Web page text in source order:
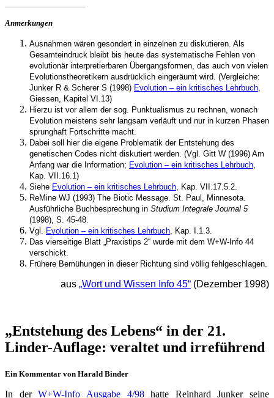
Anmerkungen
Ausnahmen wären gesondert in einzelnen zu diskutieren. Als
Gesamteindruck bleibt bis heute das systematische Fehlen von
evolutionär interpretierbaren Übergangsformen, das auch von vielen
Evolutionstheoretikern ausdrücklich eingeräumt wird. (Vergleiche:
Junker R & Scherer S (1998) Evolution – ein kritisches Lehrbuch
Giessen, Kapitel VI.13)
Hierzu ist vor allem der sog. Punktualismus zu rechnen, wonach
Evolution meistens sehr langsam verläuft und nur in kurzen Phasen
sprunghaft Fortschritte macht.
Dabei soll hier die eigene Problematik der Entstehung des
genetischen Codes nicht diskutiert werden. (Vgl. Gitt W (1996) Am
Anfang war die Information; Evolution – ein kritisches Lehrbuch
Kap. VII.16.1)
Siehe Evolution – ein kritisches Lehrbuch , Kap. VII.17.5.2.
ReMine WJ (1993) The Biotic Message. St. Paul, Minnesota.
Ausführliche Buchbesprechung in Studium Integrale Journal 5
(1998), S. 45-48.
Vgl.
Evolution – ein kritisches Lehrbuch , Kap. I.1.3.
Das vierseitige Blatt „Praxistips 2“ wurde mit dem W+W-Info 44
verschickt.
Frühere Bemühungen in dieser Richtung sind völlig fehlgeschlagen.
aus „Wort und Wissen Info 45“ (Dezember 1998)
„Entstehung des Lebens“ in der 21.
Linder-Auflage: veraltet und irreführend
Ein Kommentar von Harald Binder
In derW+W-Info Ausgabe 4/98hatte Reinhard Junker seine